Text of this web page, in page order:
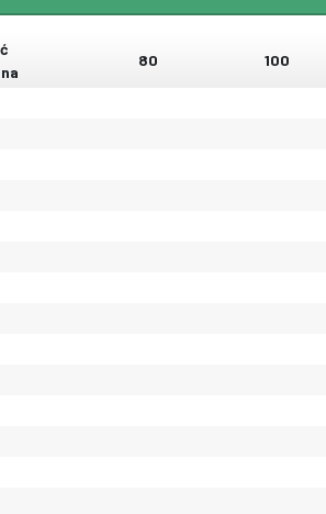
80 100